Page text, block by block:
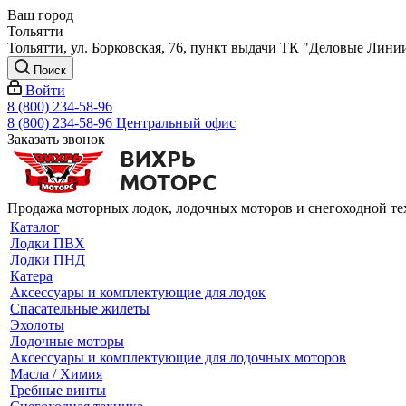
Ваш город
Тольятти
Тольятти, ул. Борковская, 76, пункт выдачи ТК "Деловые
Поиск
Войти
8 (800) 234-58-96
8 (800) 234-58-96 Центральный офис
Заказать звонок
Продажа моторных лодок, лодочных моторов и снегоходной
Каталог
Лодки ПВХ
Лодки ПНД
Катера
Аксессуары и комплектующие для лодок
Спасательные жилеты
Эхолоты
Лодочные моторы
Аксессуары и комплектующие для лодочных моторов
Масла / Химия
Гребные винты